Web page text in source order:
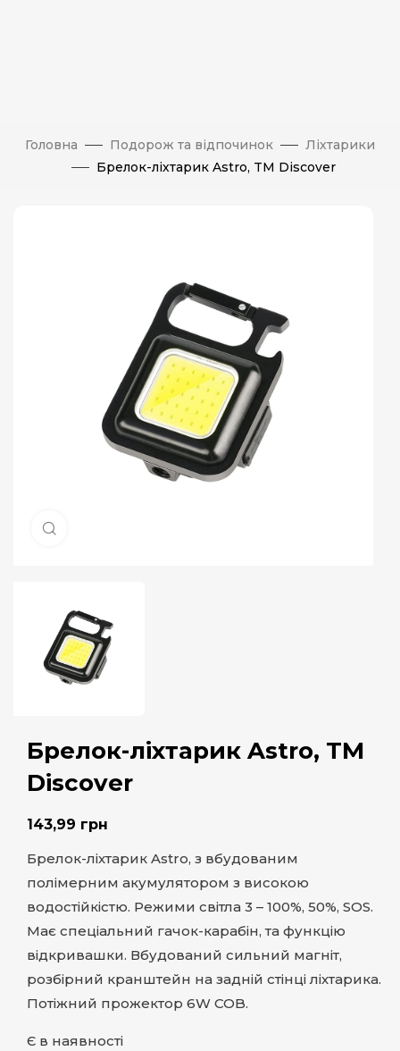
Головна Подорож та відпочинок
Ліхтарики
Брелок-ліхтарик Astro, TM Discover
Брелок-ліхтарик Astro, TM
Discover
143,99 грн
Брелок-ліхтарик Astro, з вбудованим
полімерним акумулятором з високою
водостійкістю. Режими світла 3 – 100%, 50%, SOS.
Має спеціальний гачок-карабін, та функцію
відкривашки. Вбудований сильний магніт,
розбірний кранштейн на задній стінці ліхтарика.
Потіжний прожектор 6W COB.
Є в наявності